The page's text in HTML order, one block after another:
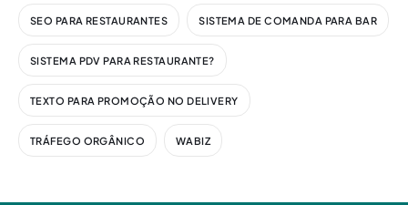
SEO PARA RESTAURANTES SISTEMA DE COMANDA PARA BAR
SISTEMA PDV PARA RESTAURANTE?
TEXTO PARA PROMOÇÃO NO DELIVERY
TRÁFEGO ORGÂNICO WABIZ